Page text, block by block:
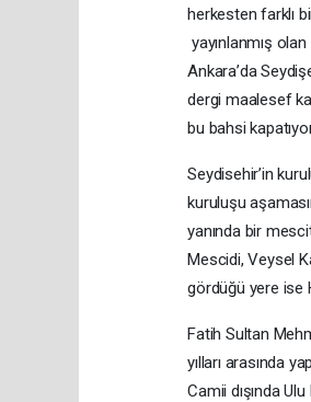
herkesten farklı
yayınlanmış
Ankara’da
dergi maalesef
bu bahsi
Seydisehir’in
kuruluşu
yanında bir
Mescidi, Veysel
gördüğü yere ise
Fatih Sultan
yılları arasında
Camii dışında